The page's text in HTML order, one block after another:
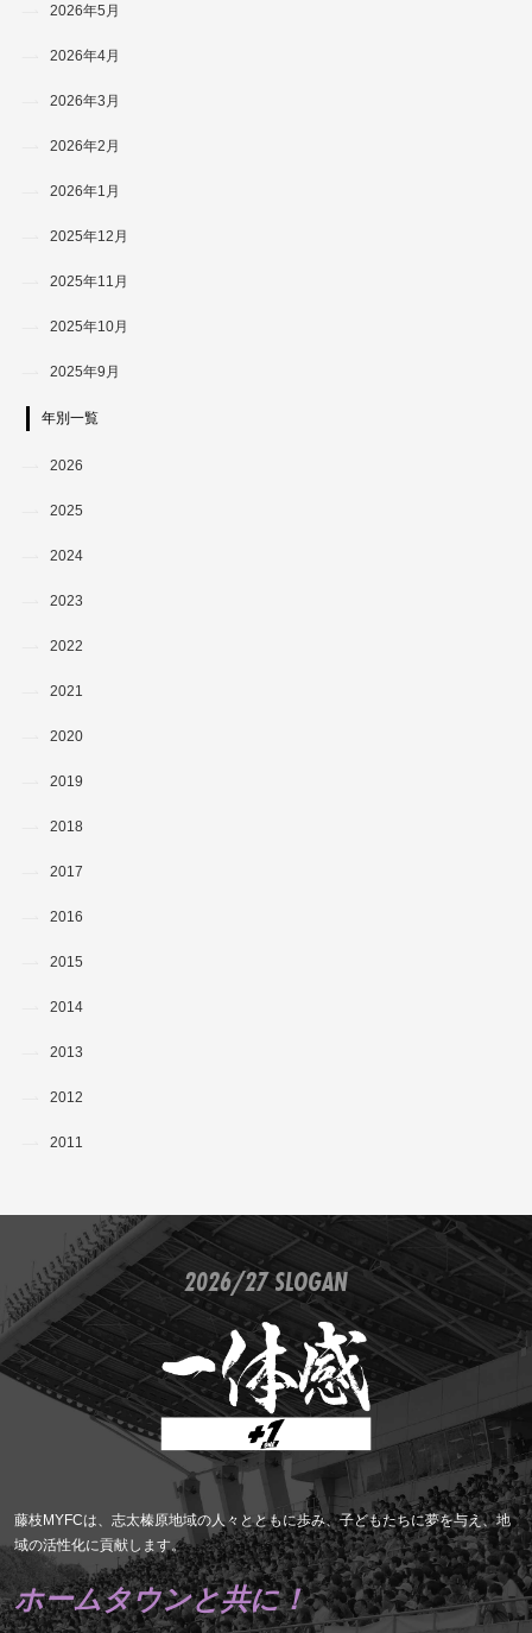
2026年5月
2026年4月
2026年3月
2026年2月
2026年1月
2025年12月
2025年11月
2025年10月
2025年9月
年別一覧
2026
2025
2024
2023
2022
2021
2020
2019
2018
2017
2016
2015
2014
2013
2012
2011
2026/27 SLOGAN
藤枝MYFCは、志太榛原地域の人々とともに歩み、子どもたちに夢を与え、地
域の活性化に貢献します。
ホームタウンと共に！